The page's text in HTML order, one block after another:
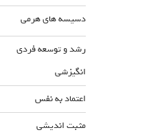
دسیسه های هرمی
رشد و توسعه فردی
انگیزشی
اعتماد به نفس
مثبت اندیشی